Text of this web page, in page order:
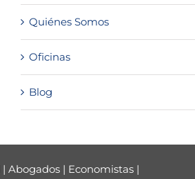
Quiénes Somos
Oficinas
Blog
| Abogados| Economistas|